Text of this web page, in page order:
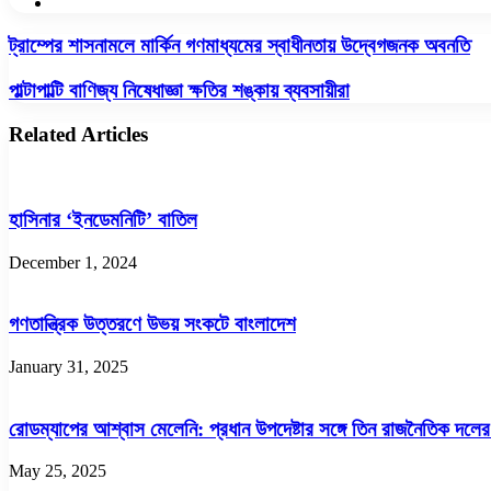
ট্রাম্পের
শাসনামলে
মার্কিন
গণমাধ্যমের
উদ্বেগজনক
ট্রাম্পের শাসনামলে মার্কিন গণমাধ্যমের স্বাধীনতায় উদ্বেগজনক অবনতি
পাল্টাপাল্টি
নিষেধাজ্ঞা
ক্ষতির
পাল্টাপাল্টি বাণিজ্য নিষেধাজ্ঞা ক্ষতির শঙ্কায় ব্যবসায়ীরা
Related Articles
হাসিনার ‘ইনডেমনিটি’ বাতিল
December 1, 2024
গণতান্ত্রিক উত্তরণে উভয় সংকটে বাংলাদেশ
January 31, 2025
রোডম্যাপের আশ্বাস মেলেনি: প্রধান উপদেষ্টার সঙ্গে তিন রাজনৈতিক দলের
May 25, 2025